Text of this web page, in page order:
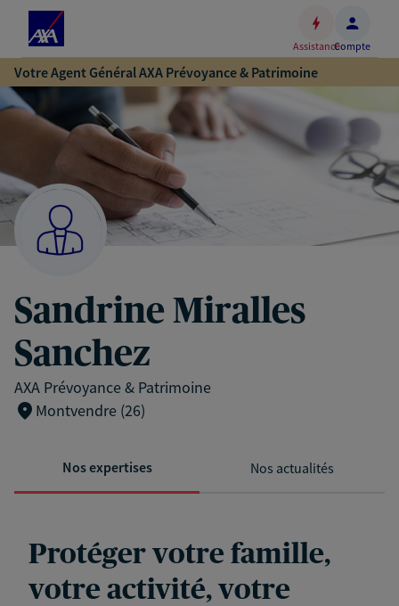
Accéder
au
contenu
principal
Accéder
pied
de
page
AssistanceCompte
Votre Agent Général AXA Prévoyance & Patrimoine
Sandrine Miralles
Sanchez
AXA Prévoyance & Patrimoine
Montvendre (26)
Nos expertises Nos actualités
Protéger votre famille,
votre activité, votre